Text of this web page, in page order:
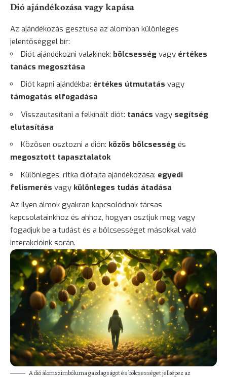
Dió ajándékozása vagy kapása
Az ajándékozás gesztusa az álomban különleges
jelentőséggel bír:
Diót ajándékozni valakinek: bölcsesség vagy értékes
tanács megosztása
Diót kapni ajándékba: értékes útmutatás vagy
támogatás elfogadása
Visszautasítani a felkínált diót: tanács vagy segítség
elutasítása
Közösen osztozni a dión: közös bölcsesség és
megosztott tapasztalatok
Különleges, ritka diófajta ajándékozása: egyedi
felismerés vagy különleges tudás átadása
Az ilyen álmok gyakran kapcsolódnak társas
kapcsolatainkhoz és ahhoz, hogyan osztjuk meg vagy
fogadjuk be a tudást és a bölcsességet másokkal való
interakcióink során.
A dió álomszimbóluma gazdagságot és bölcsességet jelképez az